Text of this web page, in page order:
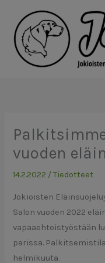
sisältöön
vuoden
14.2.2022 /Tiedotteet
Jokioisten
Salon vuoden 2022
vapaaehtoistyöstään
parissa.
helmikuuta.